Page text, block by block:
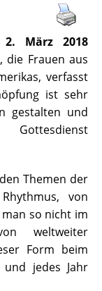
2. März 2018
die Frauen aus
verfasst
ist sehr
gestalten und
Themen der
von
so nicht im
weltweiter
Form beim
und jedes Jahr